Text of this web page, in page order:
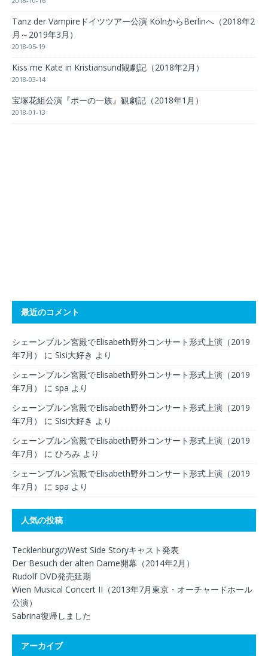
Tanz der Vampireドイツツアー公演 KölnからBerlinへ（2018年2
月～2019年3月）
2018-05-19
Kiss me Kate in Kristiansund観劇記（2018年2月）
2018-03-14
宝塚花組公演『ポーの一族』観劇記（2018年1月）
2018-01-13
最近のコメント
シェーンブルン宮殿でElisabeth野外コンサート形式上演（2019
年7月）
に Sisi大好き より
シェーンブルン宮殿でElisabeth野外コンサート形式上演（2019
年7月）
に spa より
シェーンブルン宮殿でElisabeth野外コンサート形式上演（2019
年7月）
に Sisi大好き より
シェーンブルン宮殿でElisabeth野外コンサート形式上演（2019
年7月）
に ひろみ より
シェーンブルン宮殿でElisabeth野外コンサート形式上演（2019
年7月）
に spa より
人気の投稿
TecklenburgのWest Side Storyキャスト発表
Der Besuch der alten Dame開幕（2014年2月）
Rudolf DVD発売延期
Wien Musical Concert II（2013年7月東京・オーチャードホール
公演）
Sabrina復帰しました
アーカイブ